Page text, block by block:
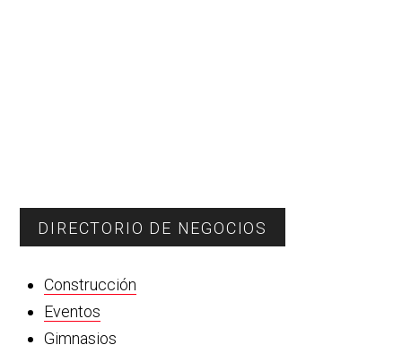
DIRECTORIO DE NEGOCIOS
Construcción
Eventos
Gimnasios